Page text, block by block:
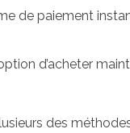
de paiement
d’acheter
des